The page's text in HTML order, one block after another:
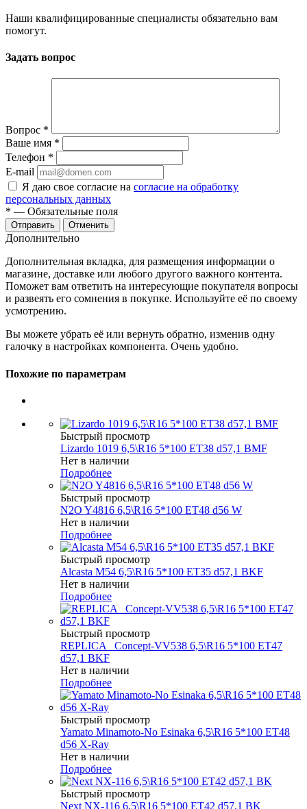
Наши квалифицированные специалисты обязательно вам
помогут.
Задать вопрос
Вопрос *
Ваше имя *
Телефон *
E-mail
Я даю свое согласие на согласие на обработку
персональных данных
* — Обязательные поля
Отменить
Дополнительно
Дополнительная вкладка, для размещения информации о
магазине, доставке или любого другого важного контента.
Поможет вам ответить на интересующие покупателя вопросы
и развеять его сомнения в покупке. Используйте её по своему
усмотрению.
Вы можете убрать её или вернуть обратно, изменив одну
галочку в настройках компонента. Очень удобно.
Похожие по параметрам
Быстрый просмотр
Lizardo 1019 6,5\R16 5*100 ET38 d57,1 BMF
Нет в наличии
Подробнее
Быстрый просмотр
N2O Y4816 6,5\R16 5*100 ET48 d56 W
Нет в наличии
Подробнее
Быстрый просмотр
Alcasta M54 6,5\R16 5*100 ET35 d57,1 BKF
Нет в наличии
Подробнее
Быстрый просмотр
REPLICA _Concept-VV538 6,5\R16 5*100 ET47
d57,1 BKF
Нет в наличии
Подробнее
Быстрый просмотр
Yamato Minamoto-No Esinaka 6,5\R16 5*100 ET48
d56 X-Ray
Нет в наличии
Подробнее
Быстрый просмотр
Next NX-116 6,5\R16 5*100 ET42 d57,1 BK